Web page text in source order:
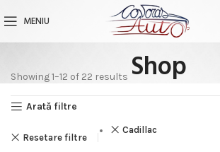
MENIU
Shop
Showing 1–12 of 22 results
Arată filtre
Resetare filtre
Cadillac